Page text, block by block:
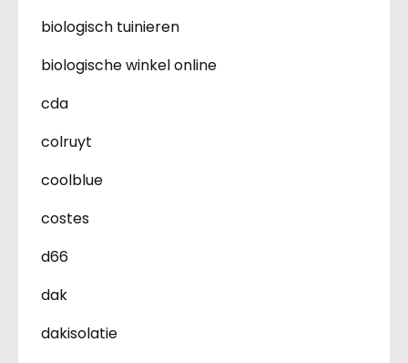
biologisch tuinieren
biologische winkel online
cda
colruyt
coolblue
costes
d66
dak
dakisolatie